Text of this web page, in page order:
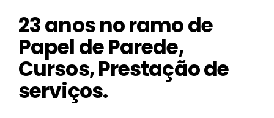
23 anos no ramo de
Papel de Parede,
Cursos, Prestação de
serviços.